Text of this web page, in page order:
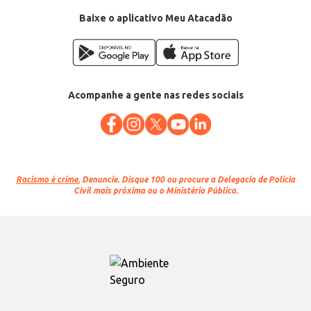
Baixe o aplicativo Meu Atacadão
Acompanhe a gente nas redes sociais
Racismo é crime. Denuncie. Disque 100 ou procure a Delegacia de Polícia
Civil mais próxima ou o Ministério Público.